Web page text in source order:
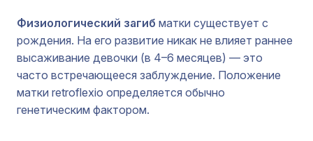
Физиологический загиб матки существует с
рождения. На его развитие никак не влияет раннее
высаживание девочки (в 4–6 месяцев) — это
часто встречающееся заблуждение. Положение
матки retroflexio определяется обычно
генетическим фактором.